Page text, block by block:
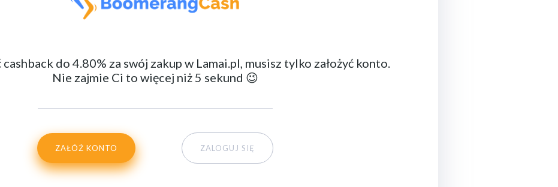
do 4.80% za swój zakup w Lamai.pl, musisz tylko założyć konto.
Nie zajmie Ci to więcej niż 5 sekund 😉
ZAŁÓŹ KONTO ZALOGUJ SIĘ